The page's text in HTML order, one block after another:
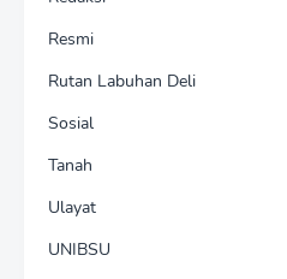
Resmi
Rutan Labuhan Deli
Sosial
Tanah
Ulayat
UNIBSU